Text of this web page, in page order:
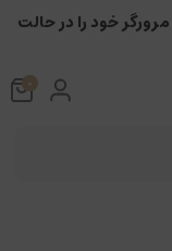
خود را در حالت
0